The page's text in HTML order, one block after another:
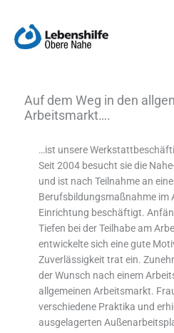
springen
Auf dem Weg in den
Arbeitsmarkt….
…ist unsere
Seit 2004 besucht sie die
und ist nach Teilnahme an
Berufsbildungsmaßnahme im
Einrichtung beschäftigt.
Tiefen bei der Teilhabe am
entwickelte sich eine gute
Zuverlässigkeit trat ein.
der Wunsch nach einem
allgemeinen Arbeitsmarkt.
verschiedene Praktika und
ausgelagerten